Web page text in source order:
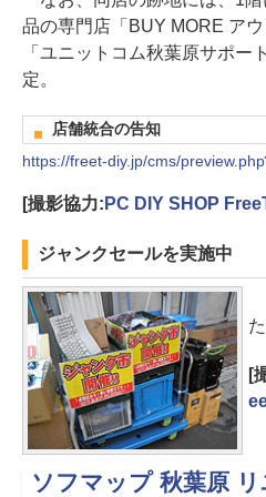
品の専門店「BUY MORE ア
「ユニットコム秋葉原サポー
定。
店舗統合の告知
https://freet-diy.jp/cms/
[撮影協力: PC DIY SHOP
ジャンクセールを実施中
[
ソフマップ 秋葉原